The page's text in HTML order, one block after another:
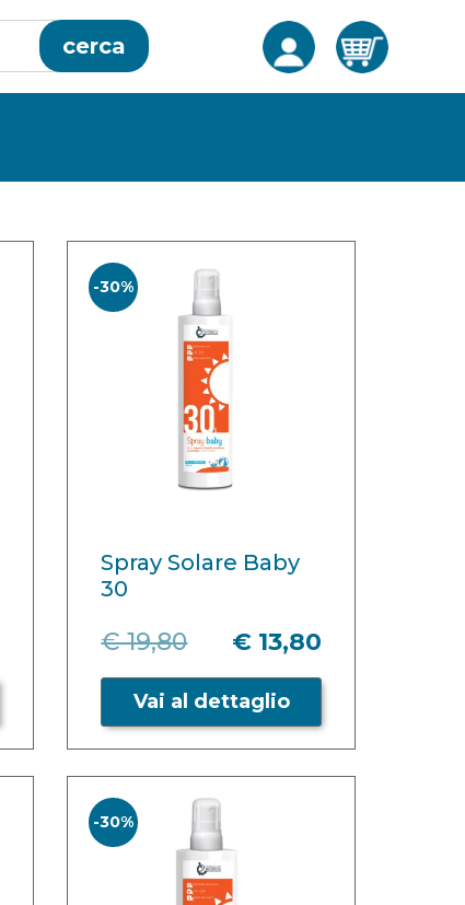
cerca
-30%
Spray Solare Baby
30
€ 19,80 € 13,80
Vai al dettaglio
-30%